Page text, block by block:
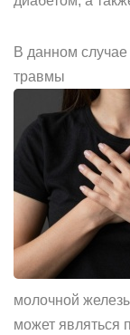
В данном
травмы
молочной
может являться